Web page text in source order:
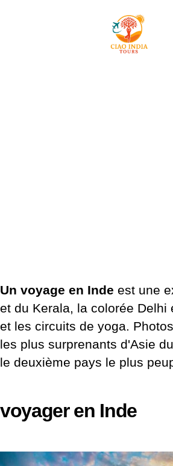
Un voyage en Inde est une
et du Kerala, la colorée
et les circuits de yoga.
les plus surprenants d'Asie
le deuxième pays le plus
voyager en Inde